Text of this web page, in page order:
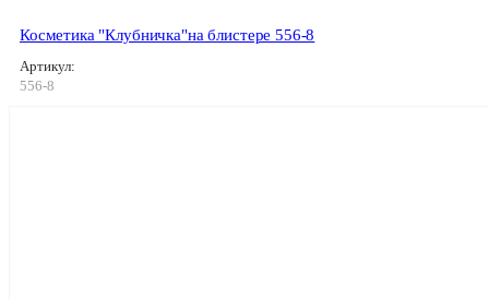
Косметика "Клубничка"на блистере 556-8
Артикул:
556-8